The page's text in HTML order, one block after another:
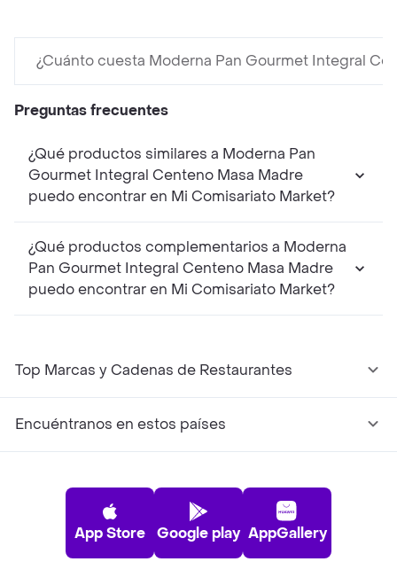
¿Cuánto cuesta Moderna Pan Gourmet Integral
Preguntas frecuentes
¿Qué productos similares a Moderna Pan
Gourmet Integral Centeno Masa Madre
puedo encontrar en Mi Comisariato Market?
¿Qué productos complementarios a Moderna
Pan Gourmet Integral Centeno Masa Madre
puedo encontrar en Mi Comisariato Market?
Top Marcas y Cadenas de Restaurantes
Encuéntranos en estos países
App Store Google play AppGallery